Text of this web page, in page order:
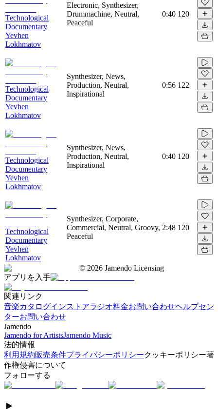
Technological
Documentary
Yevhen
Lokhmatov
Electronic, Synthesizer,
Drummachine, Neutral,
Peaceful
0:40 120
Technological
Documentary
Yevhen
Lokhmatov
Synthesizer, News,
Production, Neutral,
Inspirational
0:56 122
Technological
Documentary
Yevhen
Lokhmatov
Synthesizer, News,
Production, Neutral,
Inspirational
0:40 120
Technological
Documentary
Yevhen
Lokhmatov
Synthesizer, Corporate,
Commercial, Neutral, Groovy,
Peaceful
2:48 120
© 2026 Jamendo Licensing
アプリを入手
関連リンク
音楽カタログインストアラジオ料金お問い合わせヘルプセン
ターお問い合わせ
Jamendo
Jamendo for ArtistsJamendo Music
法的情報
利用規約販売条件プライバシーポリシークッキーポリシー著
作権侵害について
フォローする